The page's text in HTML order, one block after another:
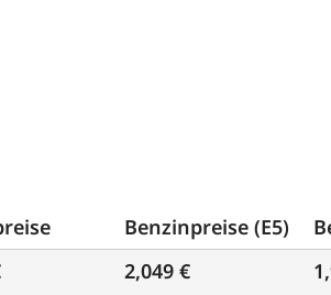
Benzinpreise (E5)
2,049 €